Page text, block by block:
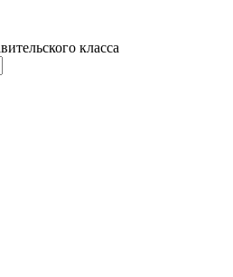
класса